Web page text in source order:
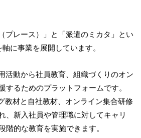
プレース）」と「派遣のミカタ」とい
に事業を展開しています。
活動から社員教育、組織づくりのオン
するためのプラットフォームです。
教材と自社教材、オンライン集合研修
、新入社員や管理職に対してキャリ
階的な教育を実施できます。